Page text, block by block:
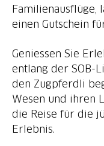
Familienausflüge,
einen Gutschein
Geniessen Sie
entlang der SOB-
den Zugpferdli
Wesen und ihren
die Reise für die